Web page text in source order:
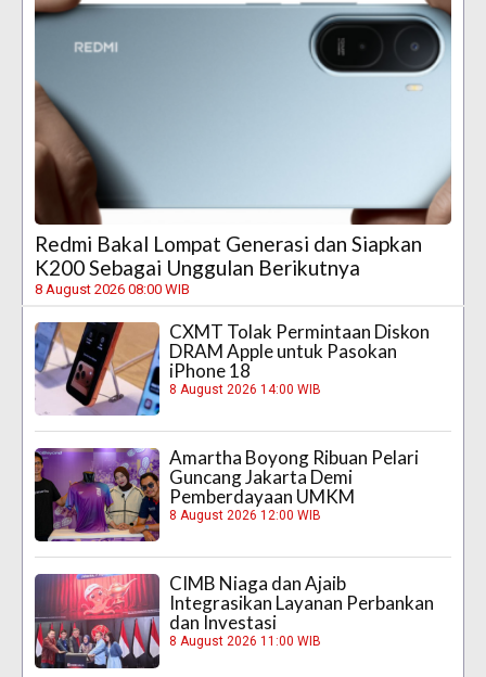
Redmi Bakal Lompat Generasi dan Siapkan
K200 Sebagai Unggulan Berikutnya
8 August 2026 08:00 WIB
CXMT Tolak Permintaan Diskon
DRAM Apple untuk Pasokan
iPhone 18
8 August 2026 14:00 WIB
Amartha Boyong Ribuan Pelari
Guncang Jakarta Demi
Pemberdayaan UMKM
8 August 2026 12:00 WIB
CIMB Niaga dan Ajaib
Integrasikan Layanan Perbankan
dan Investasi
8 August 2026 11:00 WIB